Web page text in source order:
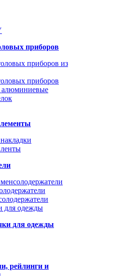
приборов
приборов из
приборов
алюминиевые
для одежды
рейлинги и